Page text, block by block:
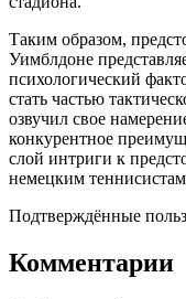
Таким образом,
Уимблдоне
психологический
стать частью
озвучил свое
конкурентное
слой интриги к
немецким
Подтверждённые
Комментарии